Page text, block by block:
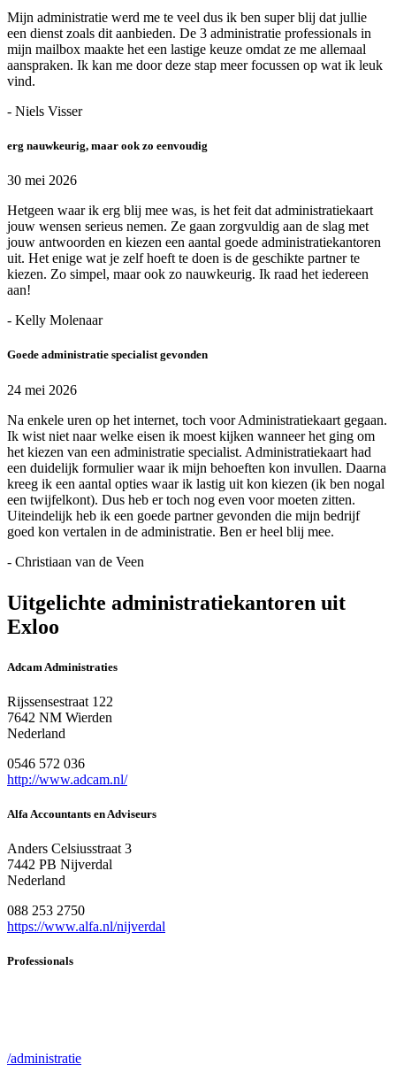
Mijn administratie werd me te veel dus ik ben super blij dat jullie
een dienst zoals dit aanbieden. De 3 administratie professionals in
mijn mailbox maakte het een lastige keuze omdat ze me allemaal
aanspraken. Ik kan me door deze stap meer focussen op wat ik leuk
vind.
- Niels Visser
erg nauwkeurig, maar ook zo eenvoudig
30 mei 2026
Hetgeen waar ik erg blij mee was, is het feit dat administratiekaart
jouw wensen serieus nemen. Ze gaan zorgvuldig aan de slag met
jouw antwoorden en kiezen een aantal goede administratiekantoren
uit. Het enige wat je zelf hoeft te doen is de geschikte partner te
kiezen. Zo simpel, maar ook zo nauwkeurig. Ik raad het iedereen
aan!
- Kelly Molenaar
Goede administratie specialist gevonden
24 mei 2026
Na enkele uren op het internet, toch voor Administratiekaart gegaan.
Ik wist niet naar welke eisen ik moest kijken wanneer het ging om
het kiezen van een administratie specialist. Administratiekaart had
een duidelijk formulier waar ik mijn behoeften kon invullen. Daarna
kreeg ik een aantal opties waar ik lastig uit kon kiezen (ik ben nogal
een twijfelkont). Dus heb er toch nog even voor moeten zitten.
Uiteindelijk heb ik een goede partner gevonden die mijn bedrijf
goed kon vertalen in de administratie. Ben er heel blij mee.
- Christiaan van de Veen
Uitgelichte administratiekantoren uit
Exloo
Adcam Administraties
Rijssensestraat 122
7642 NM Wierden
Nederland
0546 572 036
http://www.adcam.nl/
Alfa Accountants en Adviseurs
Anders Celsiusstraat 3
7442 PB Nijverdal
Nederland
088 253 2750
https://www.alfa.nl/nijverdal
Professionals
/administratie